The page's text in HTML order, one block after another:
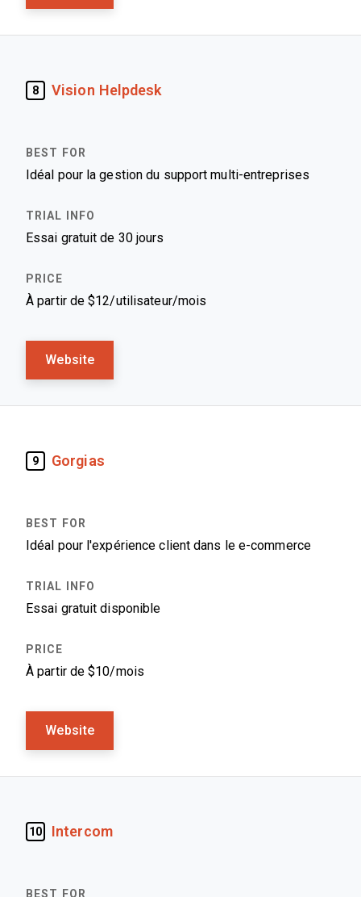
8 Vision Helpdesk
Idéal pour la gestion du support multi-entreprises
Essai gratuit de 30 jours
À partir de $12/utilisateur/mois
Website
9 Gorgias
Idéal pour l'expérience client dans le e-commerce
Essai gratuit disponible
À partir de $10/mois
Website
10 Intercom